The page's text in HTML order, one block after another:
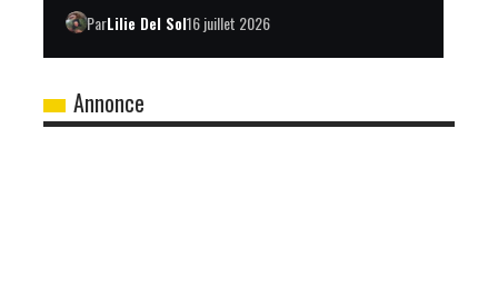
ParLilie Del Sol16 juillet 2026
Annonce